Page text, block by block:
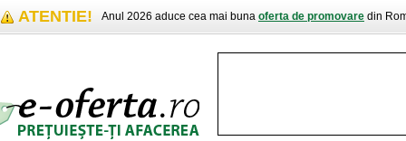
ATENTIE! Anul 2026 aduce cea mai buna oferta de promovare din